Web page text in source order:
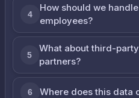
4
How should we
employees?
5
What about third-
partners?
6 Where does this data